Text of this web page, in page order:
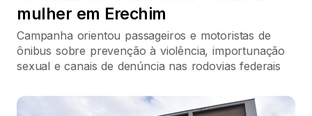
mulher em Erechim
Campanha orientou passageiros e motoristas de
ônibus sobre prevenção à violência, importunação
sexual e canais de denúncia nas rodovias federais